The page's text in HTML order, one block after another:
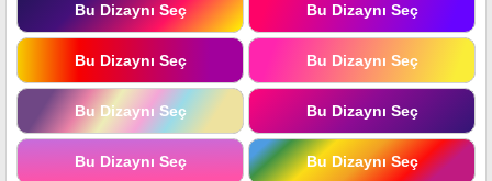
Bu Dizaynı Seç Bu Dizaynı Seç
Bu Dizaynı Seç Bu Dizaynı Seç
Bu Dizaynı Seç Bu Dizaynı Seç
Bu Dizaynı Seç Bu Dizaynı Seç